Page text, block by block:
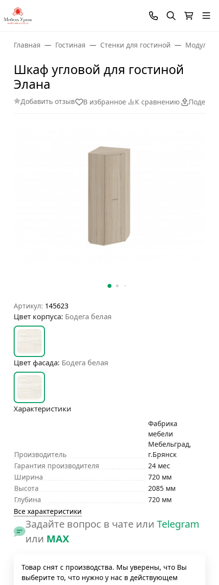
Главная Гостиная Стенки для гостиной
Шкаф угловой для гостиной
Элана
Добавить отзыв В избранное К сравнению
Артикул: 145623
Цвет корпуса: Бодега белая
Цвет фасада: Бодега белая
Характеристики
Производитель
Фабрика
мебели
Мебельград,
г.Брянск
Гарантия производителя
24 мес
Ширина
720 мм
Высота
2085 мм
Глубина
720 мм
Все характеристики
Задайте вопрос в чате или Telegram
или MAX
Товар снят с производства. Мы уверены, что Вы
выберите то, что нужно у нас в действующем